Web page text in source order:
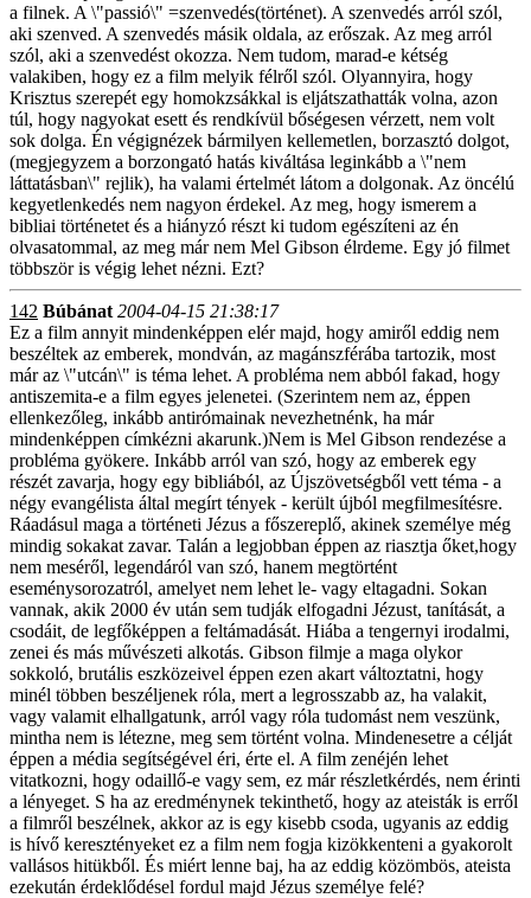
a filnek. A \"passió\" =szenvedés(történet). A szenvedés arról szól,
aki szenved. A szenvedés másik oldala, az erőszak. Az meg arról
szól, aki a szenvedést okozza. Nem tudom, marad-e kétség
valakiben, hogy ez a film melyik félről szól. Olyannyira, hogy
Krisztus szerepét egy homokzsákkal is eljátszathatták volna, azon
túl, hogy nagyokat esett és rendkívül bőségesen vérzett, nem volt
sok dolga. Én végignézek bármilyen kellemetlen, borzasztó dolgot,
(megjegyzem a borzongató hatás kiváltása leginkább a \"nem
láttatásban\" rejlik), ha valami értelmét látom a dolgonak. Az öncélú
kegyetlenkedés nem nagyon érdekel. Az meg, hogy ismerem a
bibliai történetet és a hiányzó részt ki tudom egészíteni az én
olvasatommal, az meg már nem Mel Gibson élrdeme. Egy jó filmet
többször is végig lehet nézni. Ezt?
142 Búbánat 2004-04-15 21:38:17
Ez a film annyit mindenképpen elér majd, hogy amiről eddig nem
beszéltek az emberek, mondván, az magánszférába tartozik, most
már az \"utcán\" is téma lehet. A probléma nem abból fakad, hogy
antiszemita-e a film egyes jelenetei. (Szerintem nem az, éppen
ellenkezőleg, inkább antirómainak nevezhetnénk, ha már
mindenképpen címkézni akarunk.)Nem is Mel Gibson rendezése a
probléma gyökere. Inkább arról van szó, hogy az emberek egy
részét zavarja, hogy egy bibliából, az Újszövetségből vett téma - a
négy evangélista által megírt tények - került újból megfilmesítésre.
Ráadásul maga a történeti Jézus a főszereplő, akinek személye még
mindig sokakat zavar. Talán a legjobban éppen az riasztja őket,hogy
nem meséről, legendáról van szó, hanem megtörtént
eseménysorozatról, amelyet nem lehet le- vagy eltagadni. Sokan
vannak, akik 2000 év után sem tudják elfogadni Jézust, tanítását, a
csodáit, de legfőképpen a feltámadását. Hiába a tengernyi irodalmi,
zenei és más művészeti alkotás. Gibson filmje a maga olykor
sokkoló, brutális eszközeivel éppen ezen akart változtatni, hogy
minél többen beszéljenek róla, mert a legrosszabb az, ha valakit,
vagy valamit elhallgatunk, arról vagy róla tudomást nem veszünk,
mintha nem is létezne, meg sem történt volna. Mindenesetre a célját
éppen a média segítségével éri, érte el. A film zenéjén lehet
vitatkozni, hogy odaillő-e vagy sem, ez már részletkérdés, nem érinti
a lényeget. S ha az eredménynek tekinthető, hogy az ateisták is erről
a filmről beszélnek, akkor az is egy kisebb csoda, ugyanis az eddig
is hívő keresztényeket ez a film nem fogja kizökkenteni a gyakorolt
vallásos hitükből. És miért lenne baj, ha az eddig közömbös, ateista
ezekután érdeklődésel fordul majd Jézus személye felé?